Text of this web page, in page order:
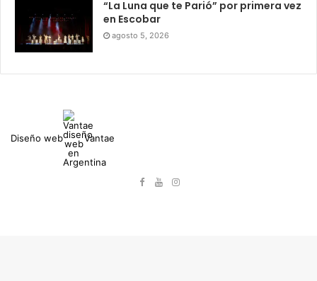
“La Luna que te Parió” por primera vez
en Escobar
agosto 5, 2026
Diseño web Vantae